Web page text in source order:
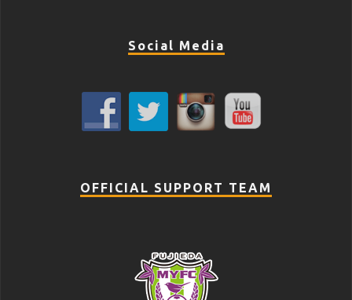
Social Media
OFFICIAL SUPPORT TEAM